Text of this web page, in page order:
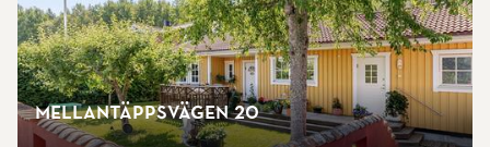
Mellantäppsvägen 20